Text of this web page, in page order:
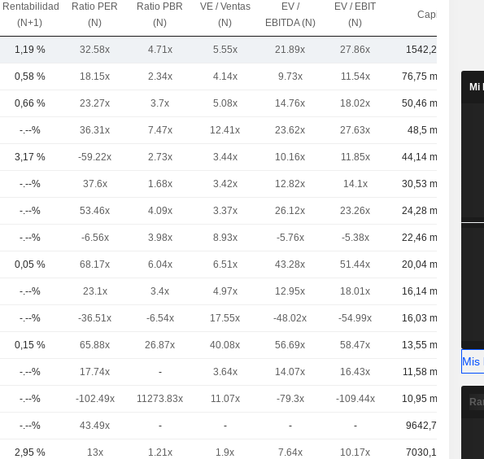
Rentabilidad
(N+1)
Ratio PER
(N)
Ratio PBR
(N)
VE / Ventas
(N)
EV /
EBITDA (N)
EV / EBIT
(N)
Capi.($)
1,19 % 32.58x 4.71x 5.55x 21.89x 27.86x 1542,25 M
0,58 % 18.15x 2.34x 4.14x 9.73x 11.54x 76,75 mil M
0,66 % 23.27x 3.7x 5.08x 14.76x 18.02x 50,46 mil M
-.--% 36.31x 7.47x 12.41x 23.62x 27.63x 48,5 mil M
3,17 % -59.22x 2.73x 3.44x 10.16x 11.85x 44,14 mil M
-.--% 37.6x 1.68x 3.42x 12.82x 14.1x 30,53 mil M
-.--% 53.46x 4.09x 3.37x 26.12x 23.26x 24,28 mil M
-.--% -6.56x 3.98x 8.93x -5.76x -5.38x 22,46 mil M
0,05 % 68.17x 6.04x 6.51x 43.28x 51.44x 20,04 mil M
-.--% 23.1x 3.4x 4.97x 12.95x 18.01x 16,14 mil M
-.--% -36.51x -6.54x 17.55x -48.02x -54.99x 16,03 mil M
0,15 % 65.88x 26.87x 40.08x 56.69x 58.47x 13,55 mil M
-.--% 17.74x - 3.64x 14.07x 16.43x 11,58 mil M
-.--% -102.49x 11273.83x 11.07x -79.3x -109.44x 10,95 mil M
-.--% 43.49x - - - - 9642,71 M
2,95 % 13x 1.21x 1.9x 7.64x 10.17x 7030,19 M
Mi
Mis